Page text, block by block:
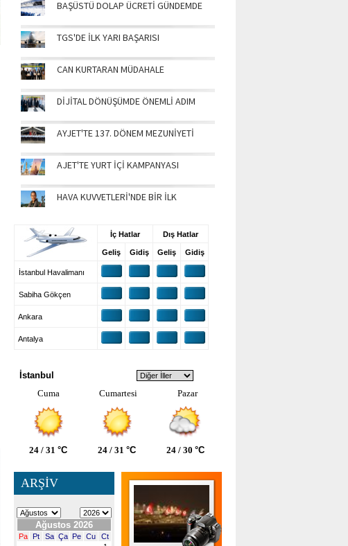
BAŞÜSTÜ DOLAP ÜCRETİ GÜNDEMDE
TGS'DE İLK YARI BAŞARISI
CAN KURTARAN MÜDAHALE
DİJİTAL DÖNÜŞÜMDE ÖNEMLİ ADIM
AYJET'TE 137. DÖNEM MEZUNİYETİ
AJET'TE YURT İÇİ KAMPANYASI
HAVA KUVVETLERİ'NDE BİR İLK
İç Hatlar Dış Hatlar
Geliş Gidiş Geliş Gidiş
İstanbul Havalimanı
Sabiha Gökçen
Ankara
Antalya
İstanbul
Cuma
Cumartesi Pazar
24 / 31 °C 24 / 31 °C 24 / 30 °C
ARŞİV